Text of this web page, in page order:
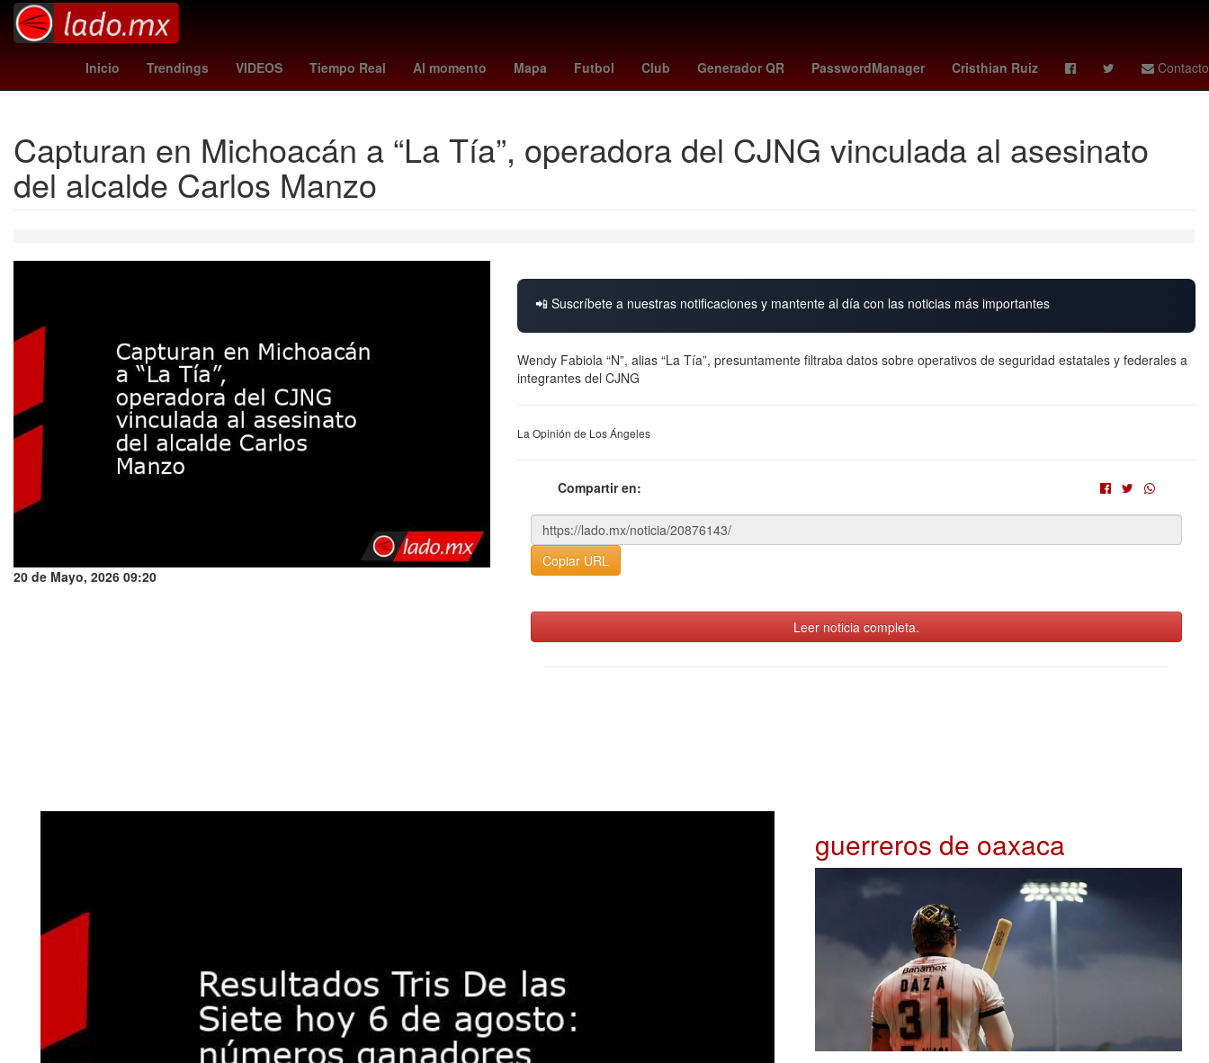
Inicio Trendings VIDEOS Tiempo Real Al momento Mapa Futbol Club Generador QR PasswordManager Cristhian Ruiz Contacto
padres - angels cartelera wrestlemania 42 The Weeknd adriano trick williams finn balor palencia rhea ripley bloqueos carreteras hoy manuel capasso
Capturan en Michoacán a “La Tía”, operadora del CJNG vinculada al asesinato
del alcalde Carlos Manzo
20 de Mayo, 2026 09:20
📲 Suscríbete a nuestras notificaciones y mantente al día con las noticias más importantes
Wendy Fabiola “N”, alias “La Tía”, presuntamente filtraba datos sobre operativos de seguridad estatales y federales a
integrantes del CJNG
La Opinión de Los Ángeles
Compartir en:
Copiar URL
Leer noticia completa.
guerreros de oaxaca